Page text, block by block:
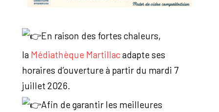
En raison des fortes chaleurs,
la Médiathèque Martillacadapte ses
horaires d’ouverture à partir du mardi 7
juillet 2026.
Afin de garantir les meilleures